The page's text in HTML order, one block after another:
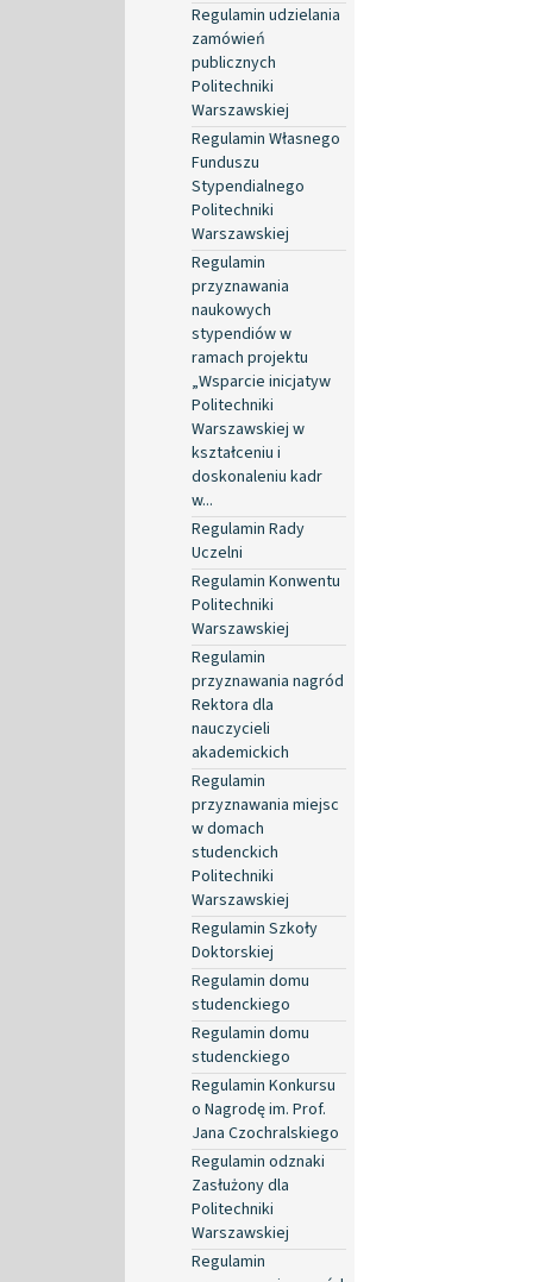
Regulamin udzielania
zamówień
publicznych
Politechniki
Warszawskiej
Regulamin Własnego
Funduszu
Stypendialnego
Politechniki
Warszawskiej
Regulamin
przyznawania
naukowych
stypendiów w
ramach projektu
„Wsparcie inicjatyw
Politechniki
Warszawskiej w
kształceniu i
doskonaleniu kadr
w...
Regulamin Rady
Uczelni
Regulamin Konwentu
Politechniki
Warszawskiej
Regulamin
przyznawania nagród
Rektora dla
nauczycieli
akademickich
Regulamin
przyznawania miejsc
w domach
studenckich
Politechniki
Warszawskiej
Regulamin Szkoły
Doktorskiej
Regulamin domu
studenckiego
Regulamin domu
studenckiego
Regulamin Konkursu
o Nagrodę im. Prof.
Jana Czochralskiego
Regulamin odznaki
Zasłużony dla
Politechniki
Warszawskiej
Regulamin